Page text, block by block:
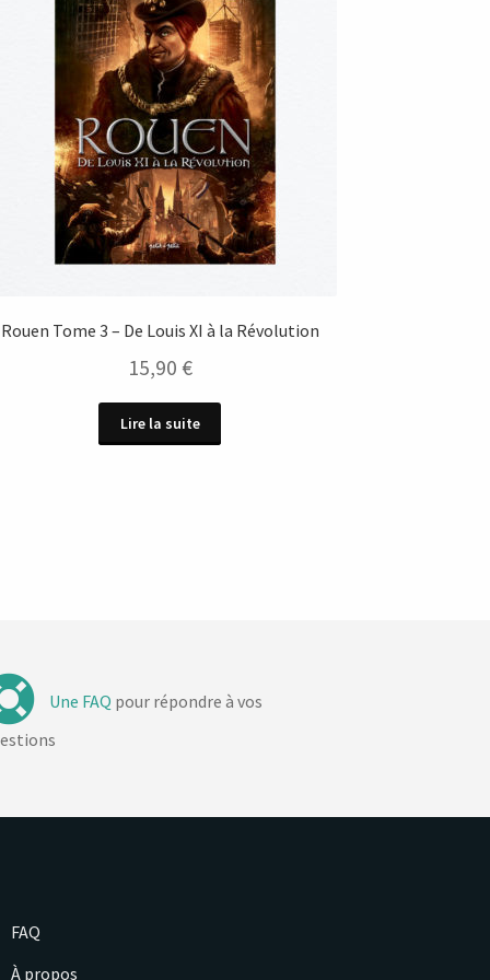
Rouen Tome 3 – De Louis XI à la Révolution
15,90 €
Lire la suite
Une FAQ pour répondre à vos
FAQ
À propos